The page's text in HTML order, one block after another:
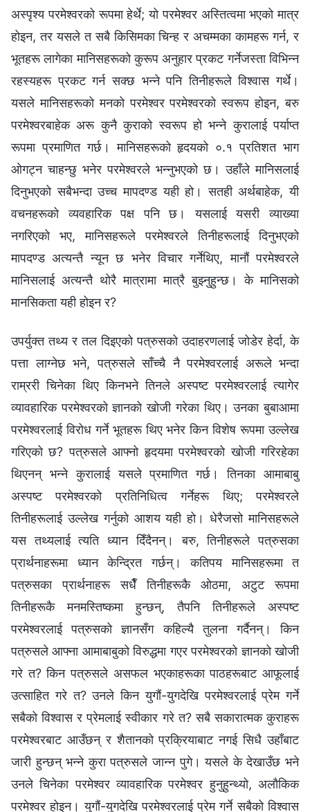
अस्पृश्य परमेश्‍वरको रूपमा हेर्थे; यो परमेश्‍वर अस्तित्वमा भएको मात्र
होइन, तर यसले त सबै किसिमका चिन्‍ह र अचम्‍मका कामहरू गर्न, र
भूतहरू लागेका मानिसहरूको कुरूप अनुहार प्रकट गर्नेजस्ता विभिन्‍न
रहस्यहरू प्रकट गर्न सक्छ भन्‍ने पनि तिनीहरूले विश्‍वास गर्थे।
यसले मानिसहरूको मनको परमेश्‍वर परमेश्‍वरको स्वरूप होइन, बरु
परमेश्‍वरबाहेक अरू कुनै कुराको स्वरूप हो भन्‍ने कुरालाई पर्याप्त
रूपमा प्रमाणित गर्छ। मानिसहरूको हृदयको ०.१ प्रतिशत भाग
ओगट्न चाहन्छु भनेर परमेश्‍वरले भन्‍नुभएको छ। उहाँले मानिसलाई
दिनुभएको सबैभन्दा उच्‍च मापदण्ड यही हो। सतही अर्थबाहेक, यी
वचनहरूको व्यवहारिक पक्ष पनि छ। यसलाई यसरी व्याख्या
नगरिएको भए, मानिसहरूले परमेश्‍वरले तिनीहरूलाई दिनुभएको
मापदण्ड अत्यन्तै न्यून छ भनेर विचार गर्नेथिए, मानौं परमेश्‍वरले
मानिसलाई अत्यन्तै थोरै मात्रामा मात्रै बुझ्‍नुहुन्छ। के मानिसको
मानसिकता यही होइन र?
उपर्युक्त तथ्य र तल दिइएको पत्रुसको उदाहरणलाई जोडेर हेर्दा, के
पत्ता लाग्नेछ भने, पत्रुसले साँच्‍चै नै परमेश्‍वरलाई अरूले भन्दा
राम्ररी चिनेका थिए किनभने तिनले अस्पष्ट परमेश्‍वरलाई त्यागेर
व्यावहारिक परमेश्‍वरको ज्ञानको खोजी गरेका थिए। उनका बुबाआमा
परमेश्‍वरलाई विरोध गर्ने भूतहरू थिए भनेर किन विशेष रूपमा उल्‍लेख
गरिएको छ? पत्रुसले आफ्‍नो हृदयमा परमेश्‍वरको खोजी गरिरहेका
थिएनन् भन्‍ने कुरालाई यसले प्रमाणित गर्छ। तिनका आमाबाबु
अस्पष्ट परमेश्‍वरको प्रतिनिधित्व गर्नेहरू थिए; परमेश्‍वरले
तिनीहरूलाई उल्‍लेख गर्नुको आशय यही हो। धेरैजसो मानिसहरूले
यस तथ्यलाई त्यति ध्यान दिँदैनन्। बरु, तिनीहरूले पत्रुसका
प्रार्थनाहरूमा ध्यान केन्द्रित गर्छन्। कतिपय मानिसहरूमा त
पत्रुसका प्रार्थनाहरू सधैँ तिनीहरूकै ओठमा, अटुट रूपमा
तिनीहरूकै मनमस्तिष्कमा हुन्छन्, तैपनि तिनीहरूले अस्पष्ट
परमेश्‍वरलाई पत्रुसको ज्ञानसँग कहिल्यै तुलना गर्दैनन्। किन
पत्रुसले आफ्‍ना आमाबाबुको विरुद्धमा गएर परमेश्‍वरको ज्ञानको खोजी
गरे त? किन पत्रुसले असफल भएकाहरूका पाठहरूबाट आफूलाई
उत्साहित गरे त? उनले किन युगौं-युगदेखि परमेश्‍वरलाई प्रेम गर्ने
सबैको विश्‍वास र प्रेमलाई स्वीकार गरे त? सबै सकारात्मक कुराहरू
परमेश्‍वरबाट आउँछन् र शैतानको प्रक्रियाबाट नगई सिधै उहाँबाट
जारी हुन्छन्‌ भन्‍ने कुरा पत्रुसले जान्‍न पुगे। यसले के देखाउँछ भने
उनले चिनेका परमेश्‍वर व्यावहारिक परमेश्‍वर हुनुहुन्थ्यो, अलौकिक
परमेश्‍वर होइन। युगौं-युगदेखि परमेश्‍वरलाई प्रेम गर्ने सबैको विश्‍वास